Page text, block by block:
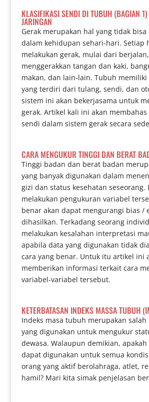
KLASIFIKASI SENDI DI TUBUH (BAGIAN
JARINGAN
Gerak merupakan hal yang tidak
dalam kehidupan sehari-hari. Setiap
melakukan gerak, mulai dari
menggerakkan tangan dan kaki,
makan, dan lain-lain. Tubuh memiliki
yang terdiri dari tulang, sendi, dan
sistem ini akan bekerjasama untuk
gerak. Artikel kali ini akan
sendi dalam sistem gerak secara
CARA MENGUKUR TINGGI DAN BERAT
Tinggi badan dan berat badan
yang banyak digunakan dalam
gizi dan status kesehatan seseorang.
melakukan pengukuran variabel
benar akan dapat mengurangi bias /
dihasilkan. Terkadang seorang
melakukan kesalahan interpretasi
apabila data yang digunakan tidak
cara yang benar. Untuk itu artikel ini
memberikan informasi terkait cara
variabel-variabel tersebut.
KETERBATASAN INDEKS MASSA TUBUH
Indeks masa tubuh merupakan
yang digunakan untuk mengukur
dewasa. Walaupun demikian,
dapat digunakan untuk semua
orang yang aktif berolahraga, atlet,
hamil? Mari kita simak penjelasan